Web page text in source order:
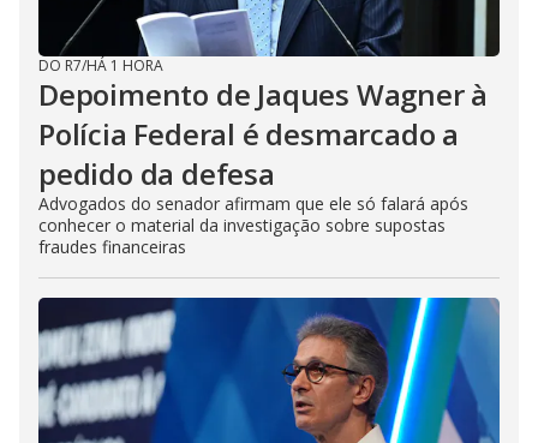
DO R7/HÁ 1 HORA
Depoimento de Jaques Wagner à
Polícia Federal é desmarcado a
pedido da defesa
Advogados do senador afirmam que ele só falará após
conhecer o material da investigação sobre supostas
fraudes financeiras